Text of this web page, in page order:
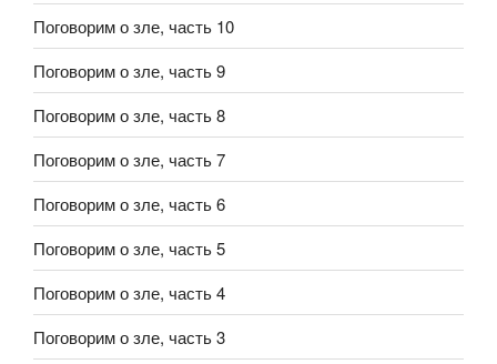
Поговорим о зле, часть 10
Поговорим о зле, часть 9
Поговорим о зле, часть 8
Поговорим о зле, часть 7
Поговорим о зле, часть 6
Поговорим о зле, часть 5
Поговорим о зле, часть 4
Поговорим о зле, часть 3